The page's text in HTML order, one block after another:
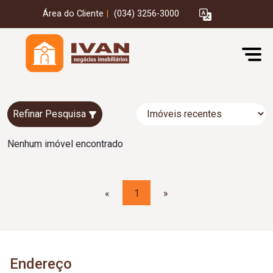
Área do Cliente (034) 3256-3000
Refinar Pesquisa
Nenhum imóvel encontrado
« 1 »
Endereço